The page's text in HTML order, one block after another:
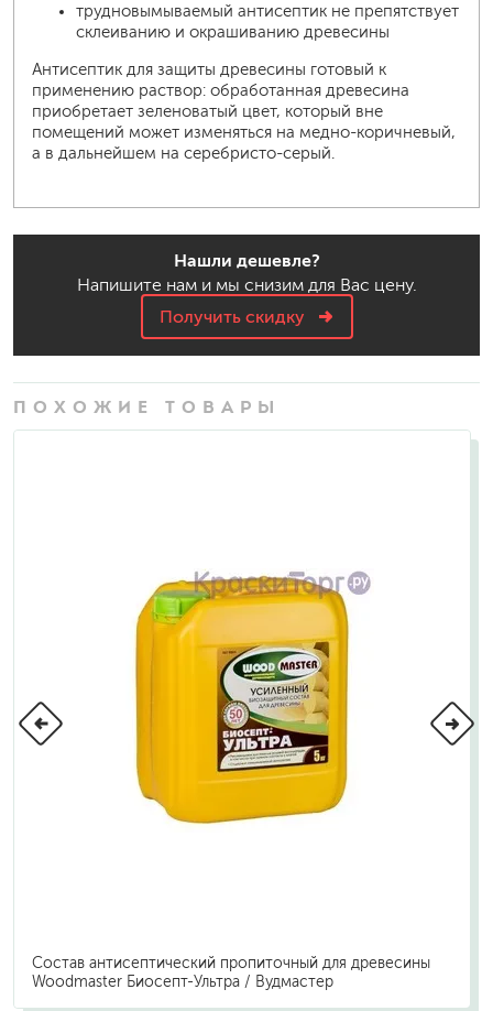
трудновымываемый антисептик не препятствует
склеиванию и окрашиванию древесины
Антисептик для защиты древесины готовый к
применению раствор: обработанная древесина
приобретает зеленоватый цвет, который вне
помещений может изменяться на медно-коричневый,
а в дальнейшем на серебристо-серый.
Нашли дешевле?
Напишите нам и мы снизим для Вас цену.
Получить скидку
ПОХОЖИЕ ТОВАРЫ
Состав антисептический пропиточный для древесины
Woodmaster Биосепт-Ультра / Вудмастер